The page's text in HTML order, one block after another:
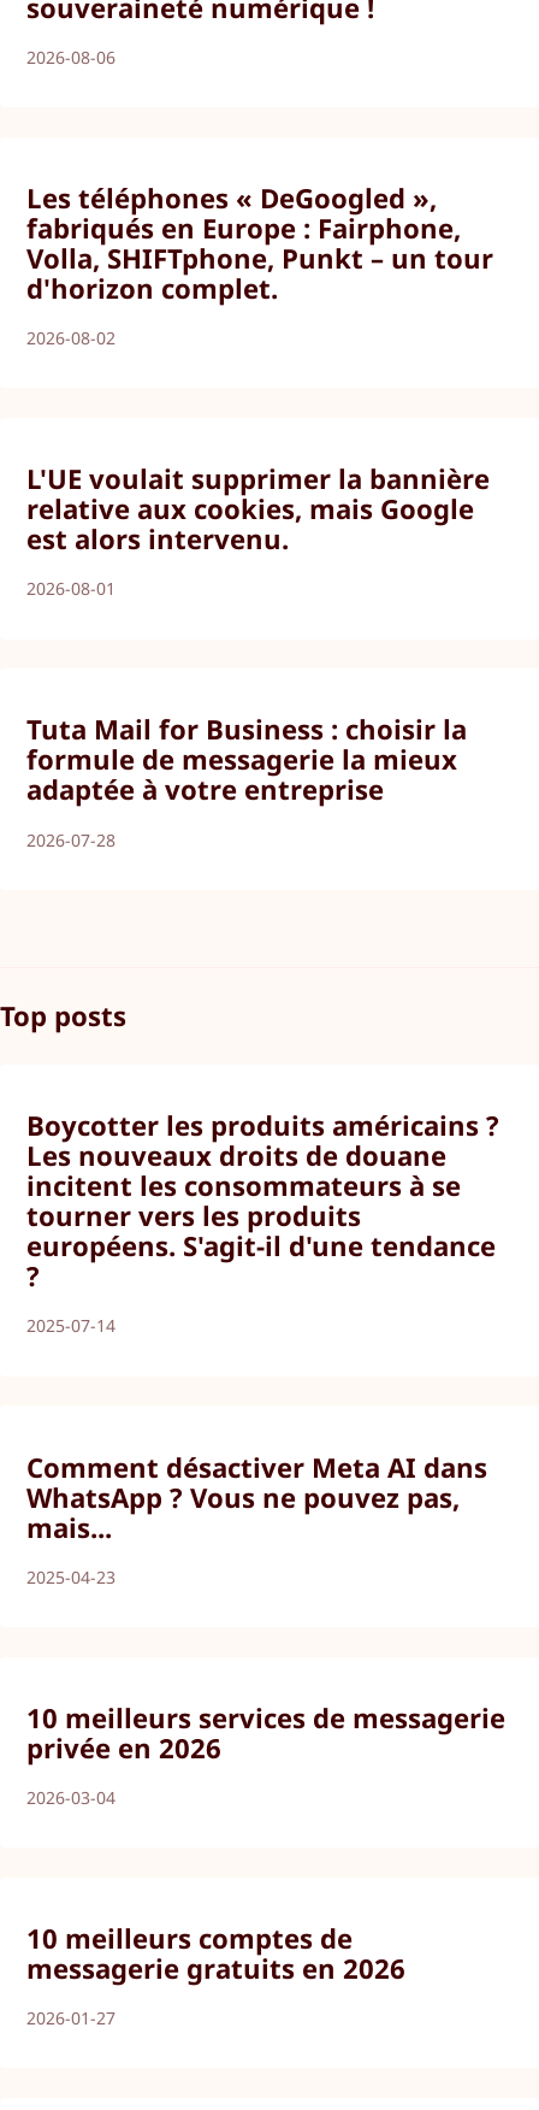
2026-08-06
Les téléphones « DeGoogled »,
fabriqués en Europe : Fairphone,
Volla, SHIFTphone, Punkt – un tour
d'horizon complet.
2026-08-02
L'UE voulait supprimer la bannière
relative aux cookies, mais Google
est alors intervenu.
2026-08-01
Tuta Mail for Business : choisir la
formule de messagerie la mieux
adaptée à votre entreprise
2026-07-28
Top posts
Boycotter les produits américains ?
Les nouveaux droits de douane
incitent les consommateurs à se
tourner vers les produits
européens. S'agit-il d'une tendance
?
2025-07-14
Comment désactiver Meta AI dans
WhatsApp ? Vous ne pouvez pas,
mais...
2025-04-23
10 meilleurs services de messagerie
privée en 2026
2026-03-04
10 meilleurs comptes de
messagerie gratuits en 2026
2026-01-27